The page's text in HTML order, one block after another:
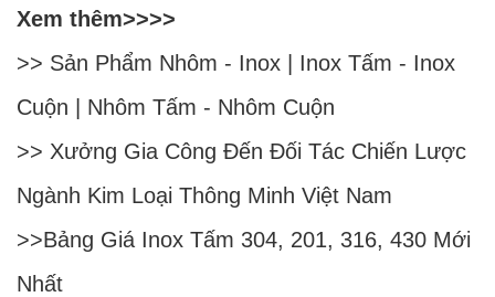
Xem thêm>>>>
>> Sản Phẩm Nhôm - Inox Inox Tấm - Inox
Cuộn
Nhôm Tấm - Nhôm Cuộn
>> Xưởng Gia Công Đến Đối Tác Chiến Lược
Ngành Kim Loại Thông Minh Việt Nam
>>Bảng Giá Inox Tấm 304, 201, 316, 430 Mới
Nhất